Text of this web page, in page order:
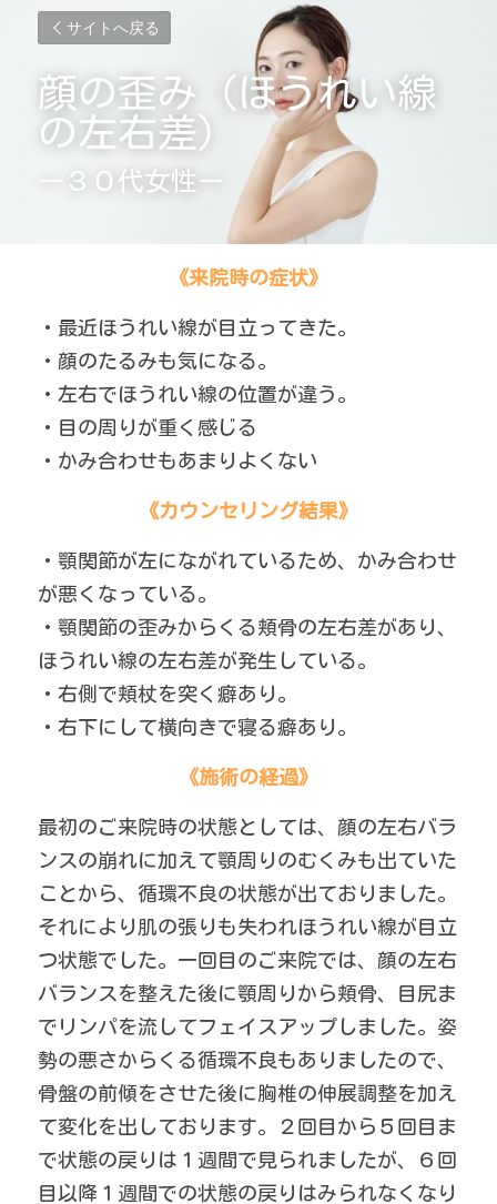
サイトへ戻る
顔の歪み（ほうれい線
の左右差）
ー３０代女性ー
《来院時の症状》
・最近ほうれい線が目立ってきた。
・顔のたるみも気になる。
・左右でほうれい線の位置が違う。
・目の周りが重く感じる
・かみ合わせもあまりよくない
《カウンセリング結果》
・顎関節が左にながれているため、かみ合わせ
が悪くなっている。
・顎関節の歪みからくる頬骨の左右差があり、
ほうれい線の左右差が発生している。
・右側で頬杖を突く癖あり。
・右下にして横向きで寝る癖あり。
《施術の経過》
最初のご来院時の状態としては、顔の左右バラ
ンスの崩れに加えて顎周りのむくみも出ていた
ことから、循環不良の状態が出ておりました。
それにより肌の張りも失われほうれい線が目立
つ状態でした。一回目のご来院では、顔の左右
バランスを整えた後に顎周りから頬骨、目尻ま
でリンパを流してフェイスアップしました。姿
勢の悪さからくる循環不良もありましたので、
骨盤の前傾をさせた後に胸椎の伸展調整を加え
て変化を出しております。２回目から５回目ま
で状態の戻りは１週間で見られましたが、６回
目以降１週間での状態の戻りはみられなくなり